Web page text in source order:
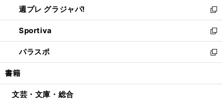
く
で
開
く
ィ
ン
ド
ウ
で
開
い
ウ
ィ
ン
ド
ウ
開
週プレ グラジャパ!
新
し
い
ウ
ィ
ン
ウ
Sportiva
新
し
い
ウ
ン
パラスポ
新
し
ウ
書籍
文芸・文庫・総合